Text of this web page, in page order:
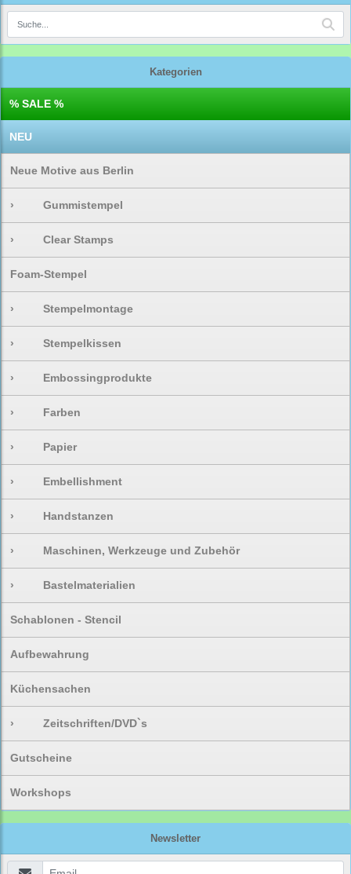
Kategorien
% SALE %
NEU
Neue Motive aus Berlin
› Gummistempel
› Clear Stamps
Foam-Stempel
› Stempelmontage
› Stempelkissen
› Embossingprodukte
› Farben
› Papier
› Embellishment
› Handstanzen
› Maschinen, Werkzeuge und Zubehör
› Bastelmaterialien
Schablonen - Stencil
Aufbewahrung
Küchensachen
› Zeitschriften/DVD`s
Gutscheine
Workshops
Newsletter